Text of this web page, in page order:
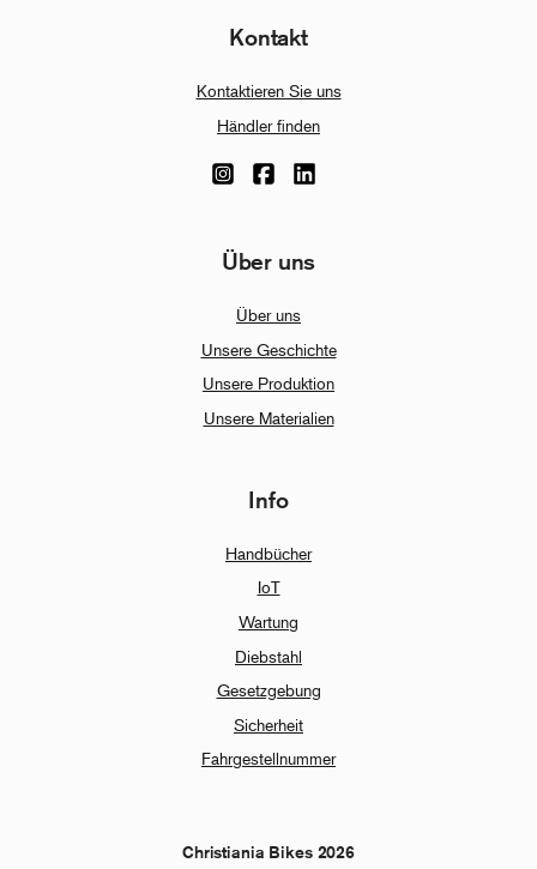
Kontakt
Kontaktieren Sie uns
Händler finden
Über uns
Über uns
Unsere Geschichte
Unsere Produktion
Unsere Materialien
Info
Handbücher
IoT
Wartung
Diebstahl
Gesetzgebung
Sicherheit
Fahrgestellnummer
Christiania Bikes 2026